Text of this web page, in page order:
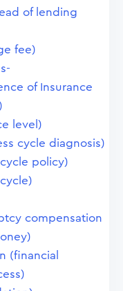
of lending
fee)
of Insurance
level)
cycle diagnosis)
policy)
compensation
(financial